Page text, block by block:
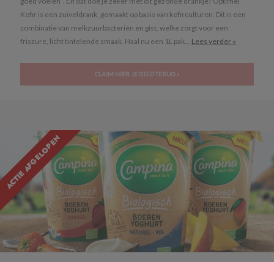
Kefir is een zuiveldrank, gemaakt op basis van kefirculturen. Dit is een
combinatie van melkzuurbacteriën en gist, welke zorgt voor een
friszure, licht tintelende smaak. Haal nu een 1L pak... Lees verder »
CLAIM HIER JE GELD TERUG »
ACTIE AFGELOPEN